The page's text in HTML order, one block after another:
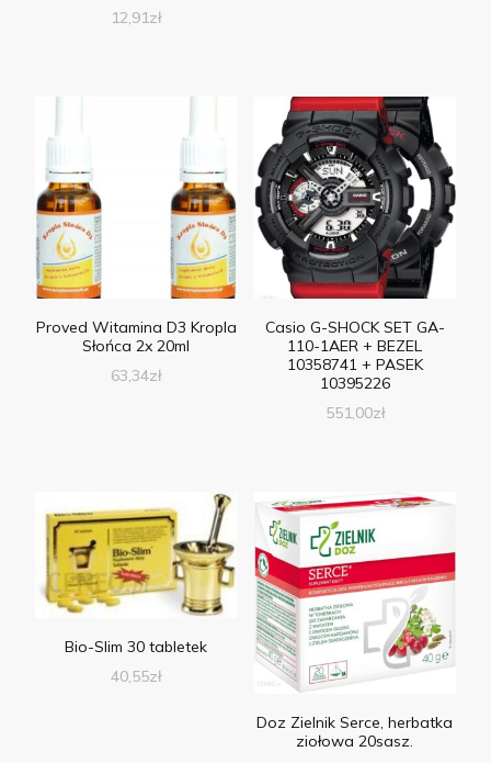
12,91zł
Proved Witamina D3 Kropla
Słońca 2x 20ml
63,34zł
Casio G-SHOCK SET GA-
110-1AER + BEZEL
10358741 + PASEK
10395226
551,00zł
Bio-Slim 30 tabletek
40,55zł
Doz Zielnik Serce, herbatka
ziołowa 20sasz.